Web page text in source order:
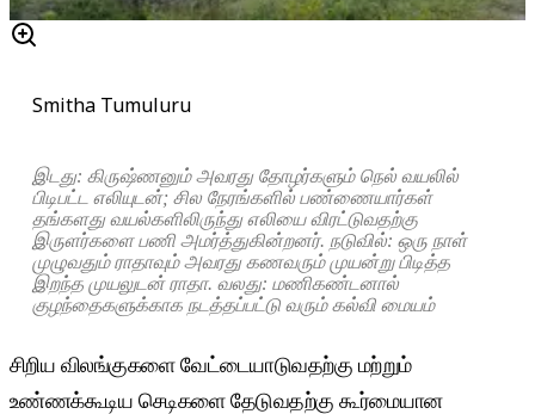
Smitha Tumuluru
இடது: கிருஷ்ணனும் அவரது தோழர்களும் நெல் வயலில்
பிடிபட்ட எலியுடன்; சில நேரங்களில் பண்ணையார்கள்
தங்களது வயல்களிலிருந்து எலியை விரட்டுவதற்கு
இருளர்களை பணி அமர்த்துகின்றனர். நடுவில்: ஒரு நாள்
முழுவதும் ராதாவும் அவரது கணவரும் முயன்று பிடித்த
இறந்த முயலுடன் ராதா. வலது: மணிகண்டனால்
குழந்தைகளுக்காக நடத்தப்பட்டு வரும் கல்வி மையம்
சிறிய விலங்குகளை வேட்டையாடுவதற்கு மற்றும்
உண்ணக்கூடிய செடிகளை தேடுவதற்கு கூர்மையான